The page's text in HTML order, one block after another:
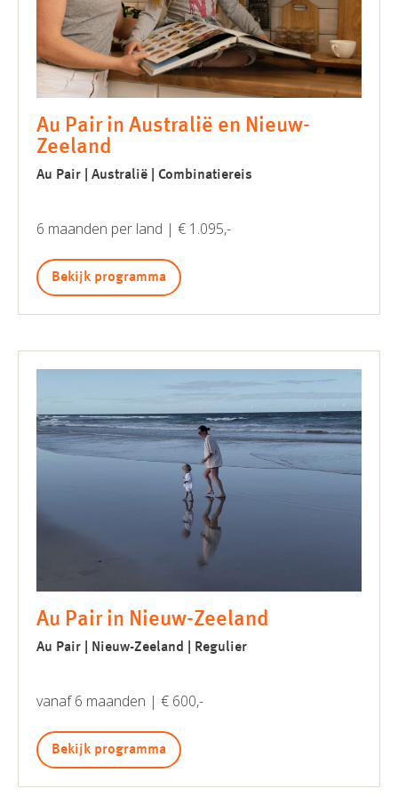
Au Pair in Australië en Nieuw-
Zeeland
Au Pair | Australië | Combinatiereis
6 maanden per land | € 1.095,-
Bekijk programma
Au Pair in Nieuw-Zeeland
Au Pair | Nieuw-Zeeland | Regulier
vanaf 6 maanden | € 600,-
Bekijk programma